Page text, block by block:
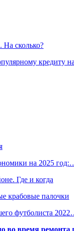
На сколько?
кредиту
на 2025
Где и когда
крабовые палочки
футболиста
во время ремонта